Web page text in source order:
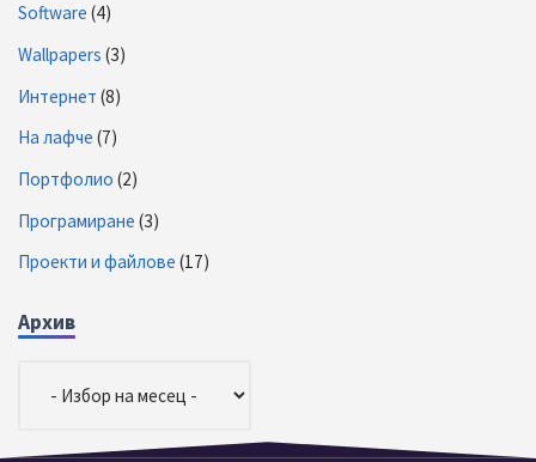
Software (4)
Wallpapers (3)
Интернет (8)
На лафче (7)
Портфолио (2)
Програмиране (3)
Проекти и файлове (17)
Архив